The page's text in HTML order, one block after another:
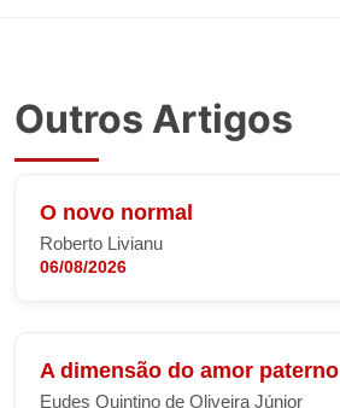
Outros Artigos
O novo normal
Roberto Livianu
06/08/2026
A dimensão do amor paterno
Eudes Quintino de Oliveira Júnior